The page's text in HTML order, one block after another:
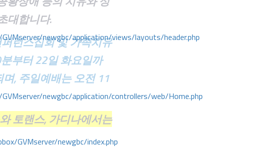
newgbc/application/views/layouts/header.php
newgbc/application/controllers/web/Home.php
GVMserver/newgbc/index.php
대합니다.
런스집회 및 가족치유
부터 22일 화요일까
, 주일예배는 오전 11
토랜스, 가디나에서는